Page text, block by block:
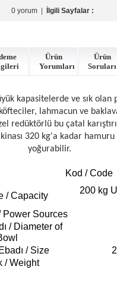
0 yorum| İlgili Sayfalar :
Ürün
Yorumları
Ürün
Soruları
kapasitelerde ve sık olan
lahmacun ve
redüktörlü bu çatal
320 kg'a kadar hamuru
yoğurabilir.
Kod / Code
/ Capacity
200 kg
Power Sources
/ Diameter of
/ Size
/ Weight